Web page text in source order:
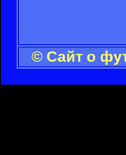
© Сайт о